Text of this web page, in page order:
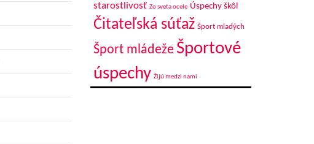
starostlivosť Zo sveta ocele Úspechy škôl
Čitateľská súťaž Šport mladých
Šport mládeže Športové
úspechy Žijú medzi nami